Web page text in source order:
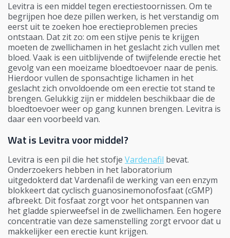
Levitra is een middel tegen erectiestoornissen. Om te
begrijpen hoe deze pillen werken, is het verstandig om
eerst uit te zoeken hoe erectieproblemen precies
ontstaan. Dat zit zo: om een stijve penis te krijgen
moeten de zwellichamen in het geslacht zich vullen met
bloed. Vaak is een uitblijvende of twijfelende erectie het
gevolg van een moeizame bloedtoevoer naar de penis.
Hierdoor vullen de sponsachtige lichamen in het
geslacht zich onvoldoende om een erectie tot stand te
brengen. Gelukkig zijn er middelen beschikbaar die de
bloedtoevoer weer op gang kunnen brengen. Levitra is
daar een voorbeeld van.
Wat is Levitra voor middel?
Levitra is een pil die het stofje Vardenafil bevat.
Onderzoekers hebben in het laboratorium
uitgedokterd dat Vardenafil de werking van een enzym
blokkeert dat cyclisch guanosinemonofosfaat (cGMP)
afbreekt. Dit fosfaat zorgt voor het ontspannen van
het gladde spierweefsel in de zwellichamen. Een hogere
concentratie van deze samenstelling zorgt ervoor dat u
makkelijker een erectie kunt krijgen.